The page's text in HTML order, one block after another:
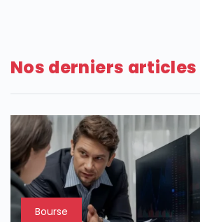
Nos derniers articles
Bourse